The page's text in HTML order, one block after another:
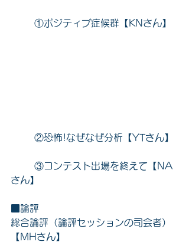
	①ポジティブ症候群【KNさん】
	②恐怖!なぜなぜ分析【YTさん】
さん】
■論評
総合論評（論評セッションの司会者）
【MHさん】